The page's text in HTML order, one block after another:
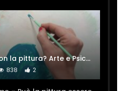
Come si cura con la pittura? Arte e Psiche si incontrano.
838 2